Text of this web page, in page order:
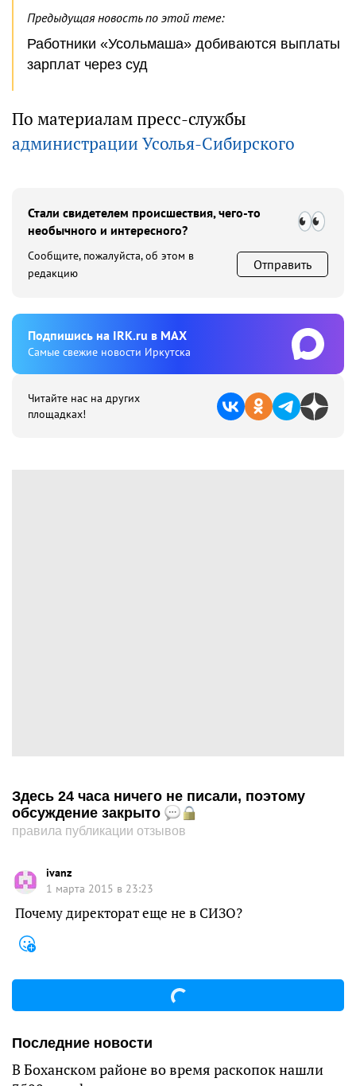
Предыдущая новость по этой теме:
Работники «Усольмаша» добиваются выплаты
зарплат через суд
По материалам пресс-службы
администрации Усолья-Сибирского
Стали свидетелем происшествия, чего-то
необычного и интересного?
Сообщите, пожалуйста, об этом в
редакцию
Отправить
Подпишиcь на IRK.ru в MAX
Cамые свежие новости Иркутска
Читайте нас на других
площадках!
Здесь 24 часа ничего не писали, поэтому
обсуждение закрыто
правила публикации отзывов
ivanz
1 марта 2015 в 23:23
Почему директорат еще не в СИЗО?
Последние новости
В Боханском районе во время раскопок нашли